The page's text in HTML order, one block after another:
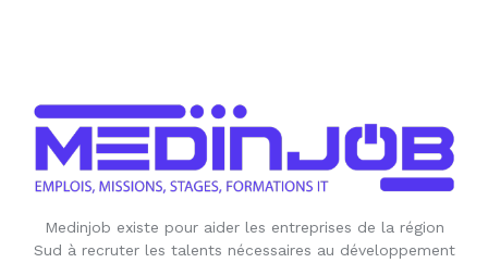
Medinjob existe pour aider les entreprises de la région
Sud à recruter les talents nécessaires au développement